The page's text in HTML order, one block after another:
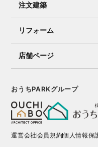
注文建築
リフォーム
店舗ページ
おうちPARKグループ
運営会社会員規約個人情報保